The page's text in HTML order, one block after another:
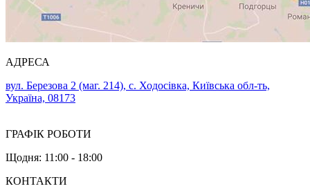
АДРЕСА
вул. Березова 2 (маг. 214), с. Ходосівка, Київська обл-ть,
Україна, 08173
ГРАФІК РОБОТИ
Щодня: 11:00 - 18:00
КОНТАКТИ